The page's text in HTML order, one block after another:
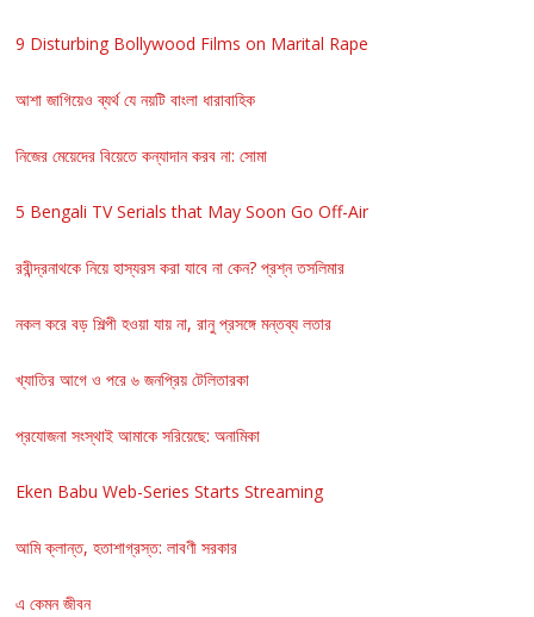
9 Disturbing Bollywood Films on Marital Rape
আশা জাগিয়েও ব্যর্থ যে নয়টি বাংলা ধারাবাহিক
নিজের মেয়েদের বিয়েতে কন্যাদান করব না: সোমা
5 Bengali TV Serials that May Soon Go Off-Air
রবীন্দ্রনাথকে নিয়ে হাস্যরস করা যাবে না কেন? প্রশ্ন তসলিমার
নকল করে বড় শিল্পী হওয়া যায় না, রানু প্রসঙ্গে মন্তব্য লতার
খ্যাতির আগে ও পরে ৬ জনপ্রিয় টেলিতারকা
প্রযোজনা সংস্থাই আমাকে সরিয়েছে: অনামিকা
Eken Babu Web-Series Starts Streaming
আমি ক্লান্ত, হতাশাগ্রস্ত: লাবণী সরকার
এ কেমন জীবন